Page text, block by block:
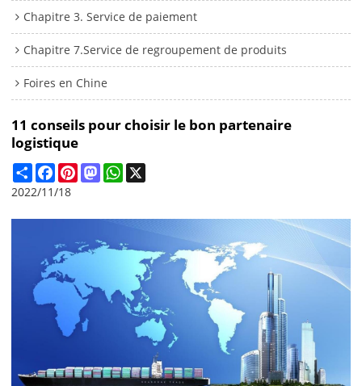
Chapitre 3. Service de paiement
Chapitre 7.Service de regroupement de produits
Foires en Chine
11 conseils pour choisir le bon partenaire
logistique
ShareFacebookPinterestMastodonWhatsApp
2022/11/18